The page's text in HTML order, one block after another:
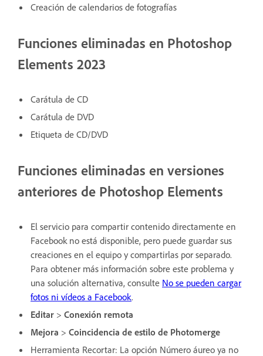
Creación de calendarios de fotografías
Funciones eliminadas en Photoshop
Elements 2023
Carátula de CD
Carátula de DVD
Etiqueta de CD/DVD
Funciones eliminadas en versiones
anteriores de Photoshop Elements
El servicio para compartir contenido directamente en
Facebook no está disponible, pero puede guardar sus
creaciones en el equipo y compartirlas por separado.
Para obtener más información sobre este problema y
una solución alternativa, consulte No se pueden cargar
fotos ni vídeos a Facebook.
Editar > Conexión remota
Mejora > Coincidencia de estilo de Photomerge
Herramienta Recortar: La opción Número áureo ya no